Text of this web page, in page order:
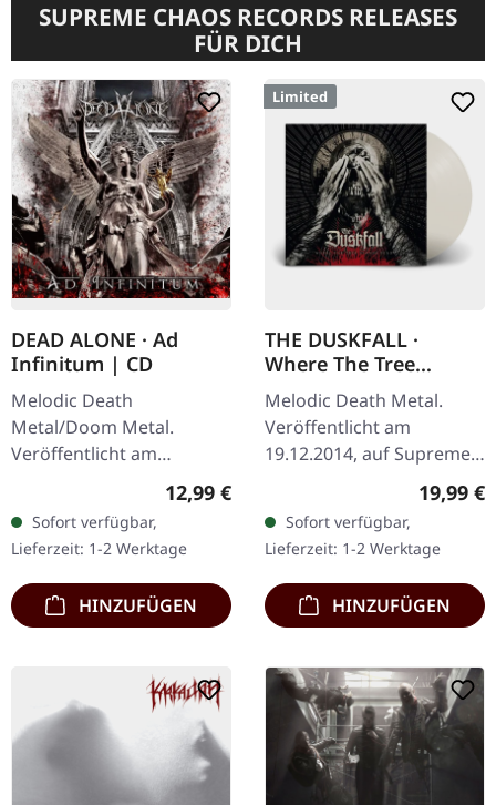
SUPREME CHAOS RECORDS RELEASES
FÜR DICH
DEAD ALONE · Ad
Infinitum | CD
Melodic Death
Metal/Doom Metal.
Veröffentlicht am
28.09.2012, auf Supreme
Chaos Records. CD im
Jewelcase. Dead Alone
liefern mit "Ad Infinitum"
ein…
Regulärer Preis:
12,99 €
Sofort verfügbar,
Lieferzeit: 1-2 Werktage
HINZUFÜGEN
Limited
THE DUSKFALL ·
Where The Tree
Stands Dead | CLEAR
LP
Melodic Death Metal.
Veröffentlicht am
19.12.2014, auf Supreme
Transparentes Vinyl mit
Insert. Limitiert auf 200
handnummerierte…
19,99 €
Sofort verfügbar,
Lieferzeit: 1-2 Werktage
HINZUFÜGEN